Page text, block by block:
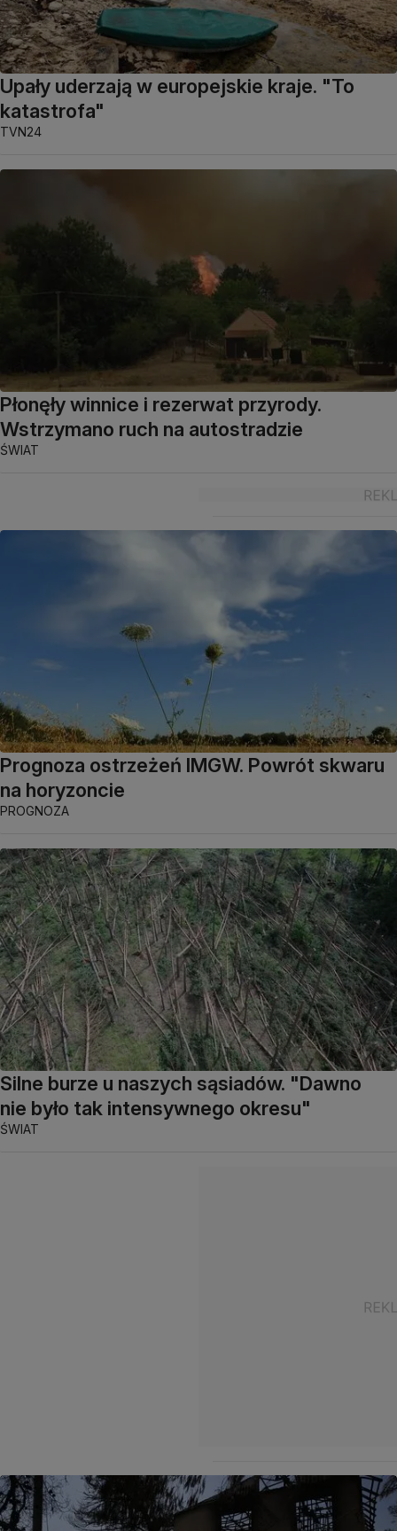
Upały uderzają w europejskie kraje. "To
katastrofa"
TVN24
Płonęły winnice i rezerwat przyrody.
Wstrzymano ruch na autostradzie
ŚWIAT
Prognoza ostrzeżeń IMGW. Powrót skwaru
na horyzoncie
PROGNOZA
Silne burze u naszych sąsiadów. "Dawno
nie było tak intensywnego okresu"
ŚWIAT